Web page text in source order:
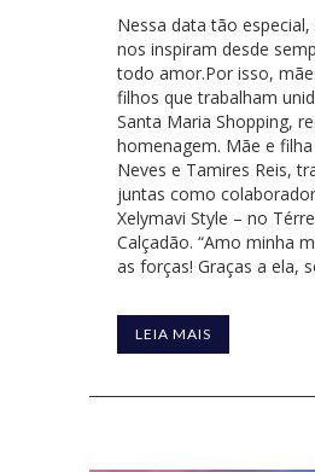
Nessa data tão especial,
nos inspiram desde
todo amor.Por isso,
filhos que trabalham
Santa Maria Shopping,
homenagem. Mãe e
Neves e Tamires Reis,
juntas como
Xelymavi Style – no
Calçadão. “Amo minha
as forças! Graças a ela,
LEIA MAIS